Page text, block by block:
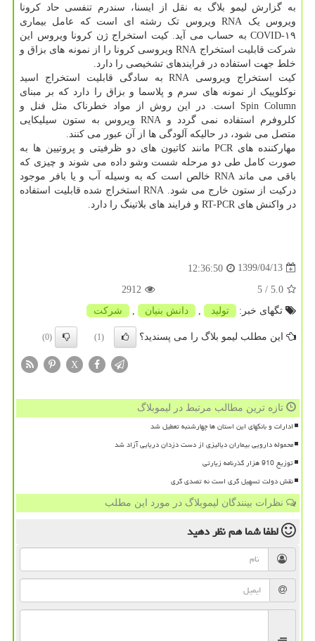
به گزارش لیمو بلاگ به نقل از ایسنا، سندرم تنفسی حاد کرونا
ویروس یک RNA ویروس تک رشته ای است که عامل بیماری
COVID-۱۹ به حساب می آید. کیت استخراج ژن کرونا ویروس این
شرکت قابلیت استخراج RNA ویروسی کرونا را از نمونه های بزاق و
خلط جهت استفاده در فرایندهای تشخیصی را دارد.
کیت استخراج ویروسی RNA به سادگی قابلیت استخراج اسید
نوکلوییک از نمونه های سرم و پلاسما و بزاق را دارد که بر مبنای
Spin Column است. در این روش از مواد خطرناک مثل فنل و
کلروفرم استفاده نمی گردد و RNA ویروس به ستون سیلیکایی
متصل می شود، در حالیکه آلودگی ها از آن عبور می کنند.
مهارکننده های PCR مانند کاتیون های دو ظرفیتی و پروتیین ها به
صورت کامل طی دو مرحله شست وشو داده می شوند و چیزی که
باقی می ماند RNA خالص است که به وسیله آب و یا بافر موجود
درکیت از ستون خارج می شود. RNA استخراج شده قابلیت استفاده
در واکنش های RT-PCR و فرایند های بلاتینگ را دارد.
1399/04/13
12:36:50
5.0
/ 5
2912
تگهای خبر:
تولید دانش بنیان شركت
این مطلب لیمو بلاگ را می پسندید؟ (1)
(0)
X
تازه ترین مطالب مرتبط در لیموبلاگ
ادارات و بانکهای این استان ها چهارشنبه تعطیل شد
محموله دارویی بیماران دیالیزی از دست دزدان دریایی آزاد شد
توزیع 910 هزار گذرنامه زیارتی
نقش دولت تسهیل گری است نه تصدی گری
نظرات بینندگان لیموبلاگ در مورد این مطلب
لطفا شما همنظر دهید